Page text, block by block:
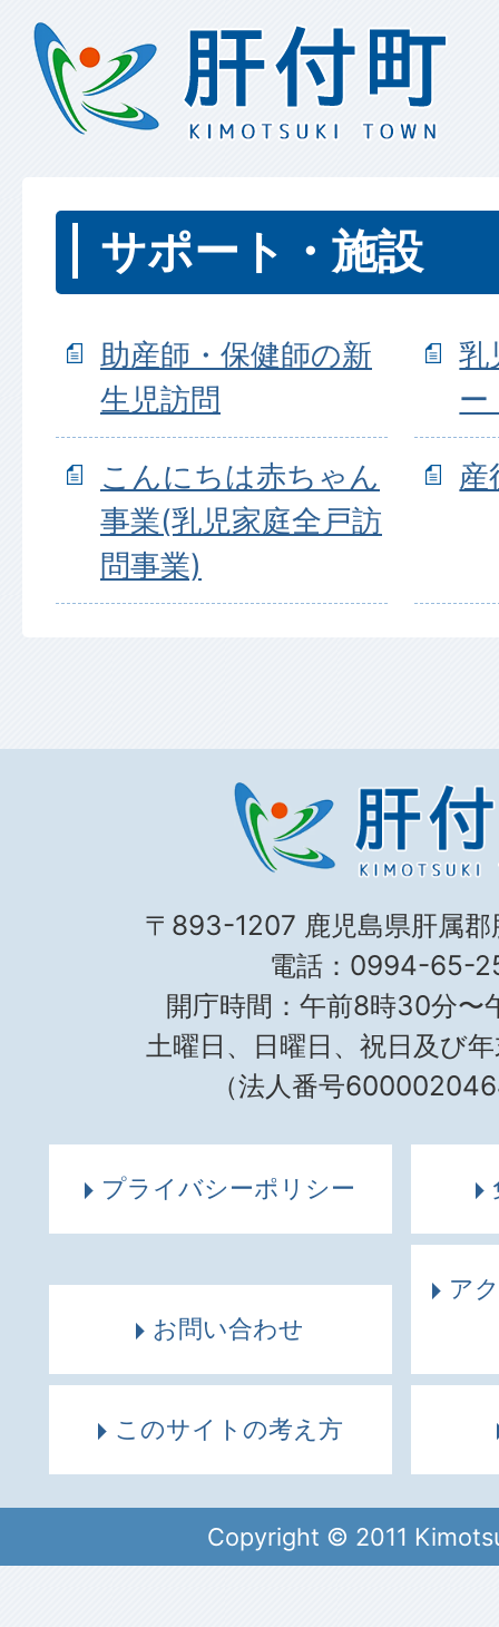
サポート・施設
助産師・保健師の新
生児訪問
乳
ー
こんにちは赤ちゃん
事業(乳児家庭全戸訪
問事業)
産
〒893-1207 鹿児島県肝属
電話：0994-65-
開庁時間：午前8時30分〜
土曜日、日曜日、祝日及び
（法人番号
プライバシーポリシー
お問い合わせ
ア
このサイトの考え方
Copyright © 2011